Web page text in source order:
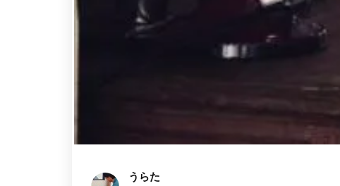
うらた